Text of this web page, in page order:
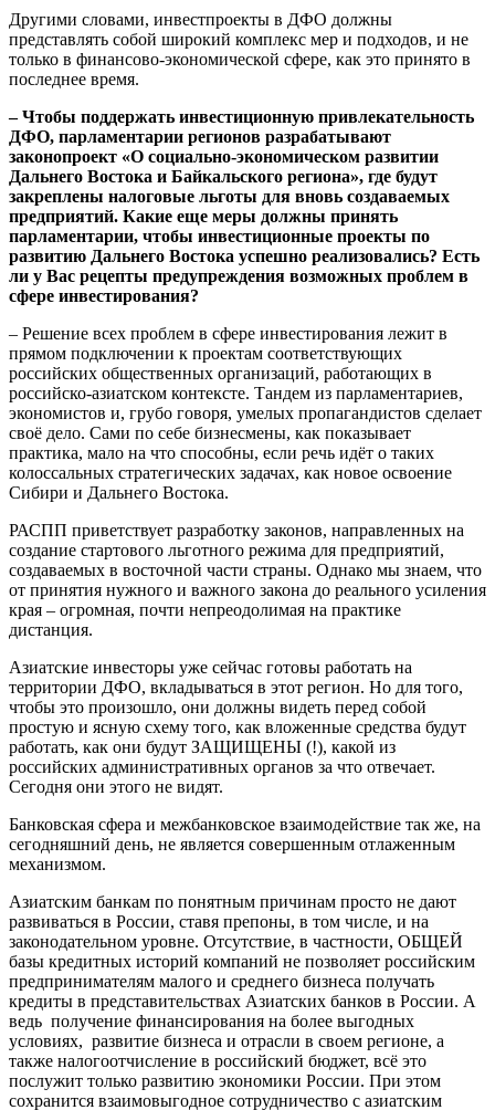
Другими словами, инвестпроекты в ДФО должны
представлять собой широкий комплекс мер и подходов, и не
только в финансово-экономической сфере, как это принято в
последнее время.
– Чтобы поддержать инвестиционную привлекательность
ДФО, парламентарии регионов разрабатывают
законопроект «О социально-экономическом развитии
Дальнего Востока и Байкальского региона», где будут
закреплены налоговые льготы для вновь создаваемых
предприятий. Какие еще меры должны принять
парламентарии, чтобы инвестиционные проекты по
развитию Дальнего Востока успешно реализовались? Есть
ли у Вас рецепты предупреждения возможных проблем в
сфере инвестирования?
– Решение всех проблем в сфере инвестирования лежит в
прямом подключении к проектам соответствующих
российских общественных организаций, работающих в
российско-азиатском контексте. Тандем из парламентариев,
экономистов и, грубо говоря, умелых пропагандистов сделает
своё дело. Сами по себе бизнесмены, как показывает
практика, мало на что способны, если речь идёт о таких
колоссальных стратегических задачах, как новое освоение
Сибири и Дальнего Востока.
РАСПП приветствует разработку законов, направленных на
создание стартового льготного режима для предприятий,
создаваемых в восточной части страны. Однако мы знаем, что
от принятия нужного и важного закона до реального усиления
края – огромная, почти непреодолимая на практике
дистанция.
Азиатские инвесторы уже сейчас готовы работать на
территории ДФО, вкладываться в этот регион. Но для того,
чтобы это произошло, они должны видеть перед собой
простую и ясную схему того, как вложенные средства будут
работать, как они будут ЗАЩИЩЕНЫ (!), какой из
российских административных органов за что отвечает.
Сегодня они этого не видят.
Банковская сфера и межбанковское взаимодействие так же, на
сегодняшний день, не является совершенным отлаженным
механизмом.
Азиатским банкам по понятным причинам просто не дают
развиваться в России, ставя препоны, в том числе, и на
законодательном уровне. Отсутствие, в частности, ОБЩЕЙ
базы кредитных историй компаний не позволяет российским
предпринимателям малого и среднего бизнеса получать
кредиты в представительствах Азиатских банков в России. А
ведь получение финансирования на более выгодных
условиях, развитие бизнеса и отрасли в своем регионе, а
также налогоотчисление в российский бюджет, всё это
послужит только развитию экономики России. При этом
сохранится взаимовыгодное сотрудничество с азиатским